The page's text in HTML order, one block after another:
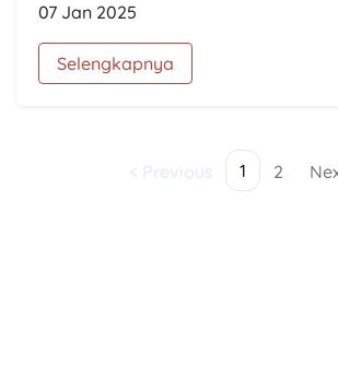
07 Jan 2025
Selengkapnya
< Previous 1 2